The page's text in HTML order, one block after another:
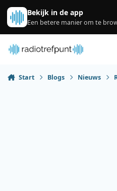
Spring naar bijdragen
Bekijk in de app
Een betere manier om te
Start Blogs Nieuws